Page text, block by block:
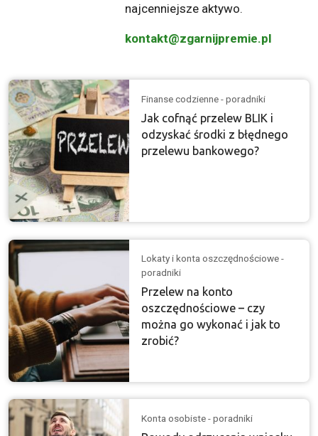
najcenniejsze aktywo.
kontakt@zgarnijpremie.pl
Finanse codzienne - poradniki
Jak cofnąć przelew BLIK i
odzyskać środki z błędnego
przelewu bankowego?
Lokaty i konta oszczędnościowe -
poradniki
Przelew na konto
oszczędnościowe – czy
można go wykonać i jak to
zrobić?
Konta osobiste - poradniki